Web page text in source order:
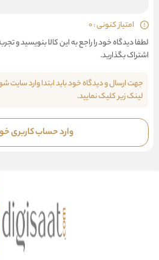
امتیاز کنونی : 0
لطفا دیدگاه خود را راجع به این کالا بنویسید و
اشتراک بگذارید.
جهت ارسال و دیدگاه خود باید ابتدا وارد
لینک زیر کلیک نمایید.
وارد حساب کاربری